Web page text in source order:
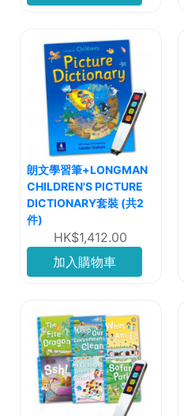
朗文學習筆+LONGMAN
CHILDREN'S PICTURE
DICTIONARY套裝 (共2
件)
HK$1,412.00
加入購物車